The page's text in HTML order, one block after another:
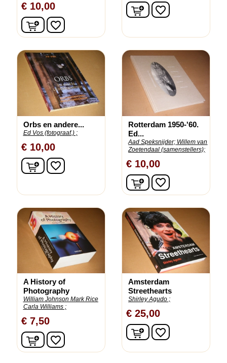
€ 10,00
In winkelwagen
favorite_border
In winkelwagen
favorite_border
Orbs en andere...
Ed Vos (fotograaf.) ;
€ 10,00
In winkelwagen
favorite_border
Rotterdam 1950-'60.
Ed...
Aad Speksnijder; Willem van
Zoetendaal (samenstellers);
€ 10,00
In winkelwagen
favorite_border
A History of
Photography
William Johnson Mark Rice
Carla Williams ;
€ 7,50
In winkelwagen
favorite_border
Amsterdam
Streethearts
Shirley Agudo ;
€ 25,00
In winkelwagen
favorite_border